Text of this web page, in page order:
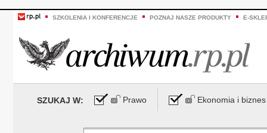
SZKOLENIA I KONFERENCJE POZNAJ NASZE PRODUKTY E-
SZUKAJ W: Prawo Ekonomia i biznes